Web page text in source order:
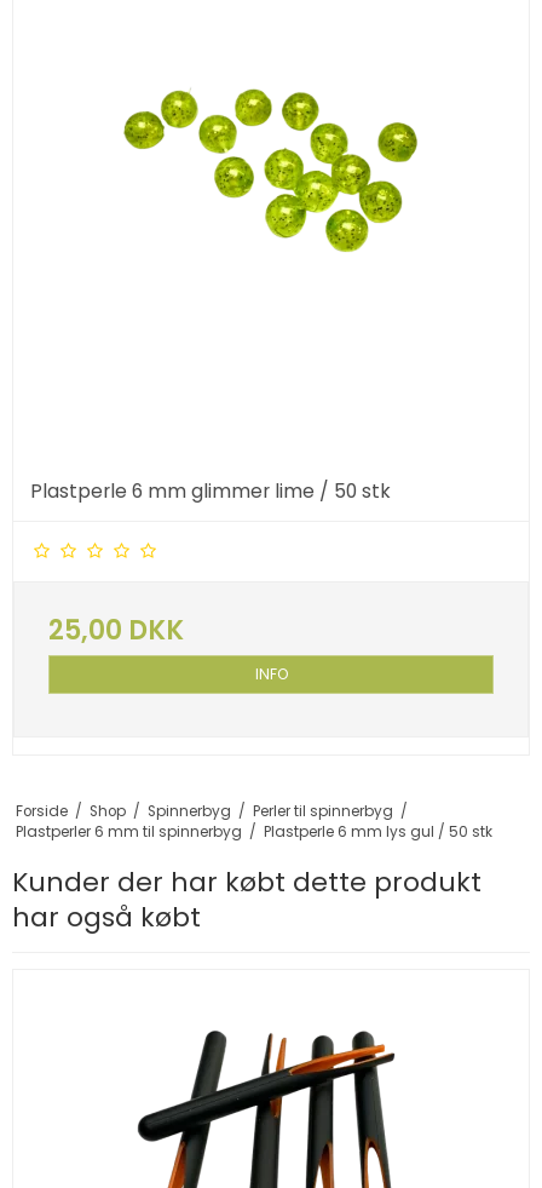
Plastperle 6 mm glimmer lime / 50 stk
25,00 DKK
INFO
Forside / Shop / Spinnerbyg / Perler til spinnerbyg /
Plastperler 6 mm til spinnerbyg / Plastperle 6 mm lys gul / 50 stk
Kunder der har købt dette produkt
har også købt